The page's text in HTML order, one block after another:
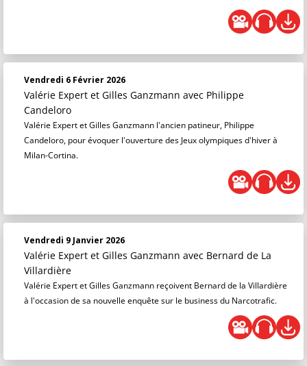
Vendredi 6 Février 2026
Valérie Expert et Gilles Ganzmann avec Philippe
Candeloro
Valérie Expert et Gilles Ganzmann l'ancien patineur, Philippe
Candeloro, pour évoquer l'ouverture des Jeux olympiques d'hiver à
Milan-Cortina.
Vendredi 9 Janvier 2026
Valérie Expert et Gilles Ganzmann avec Bernard de La
Villardière
Valérie Expert et Gilles Ganzmann reçoivent Bernard de la Villardière
à l'occasion de sa nouvelle enquête sur le business du Narcotrafic.